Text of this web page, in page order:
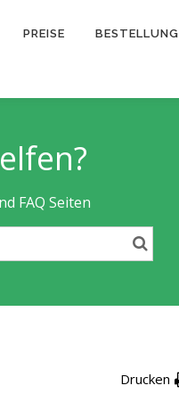
PREISE BESTELLUNG
FAQ Seiten
Drucken